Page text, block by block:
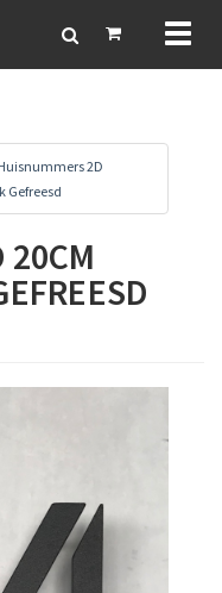
2D
Gefreesd
20CM